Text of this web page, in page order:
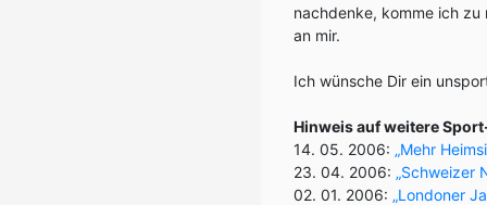
nachdenke, komme ich zu
an mir.
Ich wünsche Dir ein
Hinweis auf weitere
14. 05. 2006: „Mehr
23. 04. 2006: „Schweizer
02. 01. 2006: „Londoner